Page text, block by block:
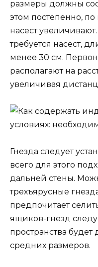
размеры должны
этом постепенно,
насест
требуется насест,
менее 30 см.
располагают на
увеличивая
Гнезда следует
всего для этого
дальней стены.
трехъярусные
предпочитает
ящиков-гнезд
пространства
средних размеров.